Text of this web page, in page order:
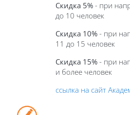
Скидка 5% - при
до 10 человек
Скидка 10% - при
11 до 15 человек
Скидка 15% - при
и более человек
ссылка на сайт